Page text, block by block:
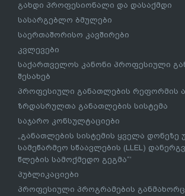
გახდი პროფესიონალი და დასაქმდი
სასარგებლო ბმულები
საერთაშორისო კავშირები
კვლევები
საქართველოს კანონი პროფესიული
შესახებ
პროფესიული განათლების რეფორმის
ზრდასრულთა განათლების სისტემა
საჯარო კონსულტაციები
„განათლების სისტემის ყველა დონეზე
სამეწარმეო სწაავლების (LLEL)
წლების სამოქმედო გეგმა“’
პუბლიკაციები
პროფესიული პროგრამების